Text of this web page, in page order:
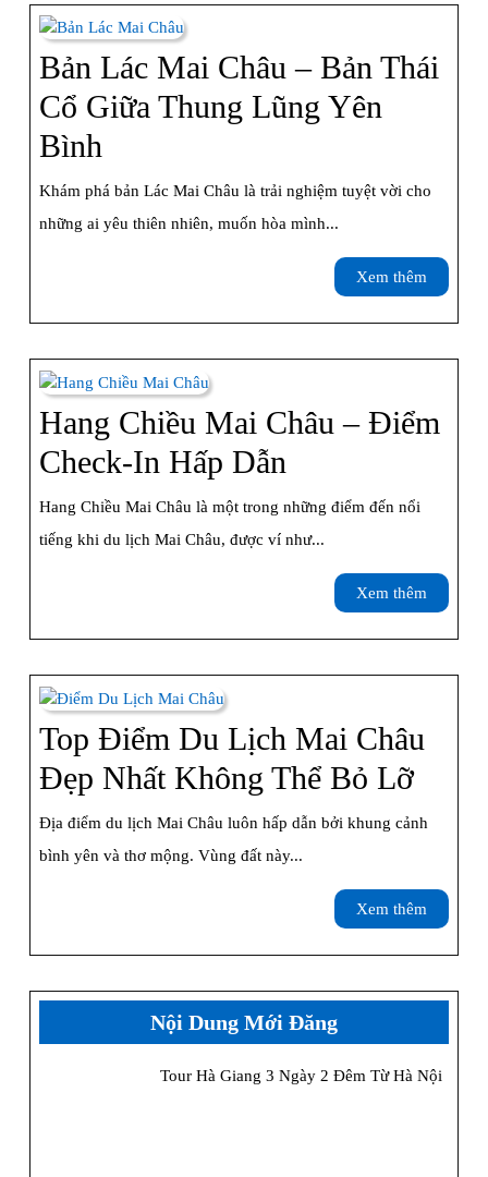
Máy
Từ
Nội
Bản Lác Mai Châu – Bản Thái
Cổ Giữa Thung Lũng Yên
Bình
Lác
Mai
Thái
Cổ
Giữa
Thung
Lũng
Khám phá bản Lác Mai Châu là trải nghiệm tuyệt vời cho
những ai yêu thiên nhiên, muốn hòa mình...
Xem thêm
thêm
Hang Chiều Mai Châu – Điểm
Check-In Hấp Dẫn
Chiều
Mai
Châu
In
Hấp
Dẫn
Hang Chiều Mai Châu là một trong những điểm đến nổi
tiếng khi du lịch Mai Châu, được ví như...
Xem thêm
thêm
Top Điểm Du Lịch Mai Châu
Đẹp Nhất Không Thể Bỏ LỡTop
Điểm
Lịch
Mai
Đẹp
Nhất
Địa điểm du lịch Mai Châu luôn hấp dẫn bởi khung cảnh
bình yên và thơ mộng. Vùng đất này...
Xem thêm
thêm
Nội Dung Mới Đăng
Tour Hà Giang 3 Ngày 2 Đêm Từ Hà Nội